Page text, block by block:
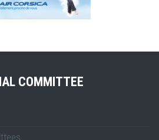
COMMITTEE